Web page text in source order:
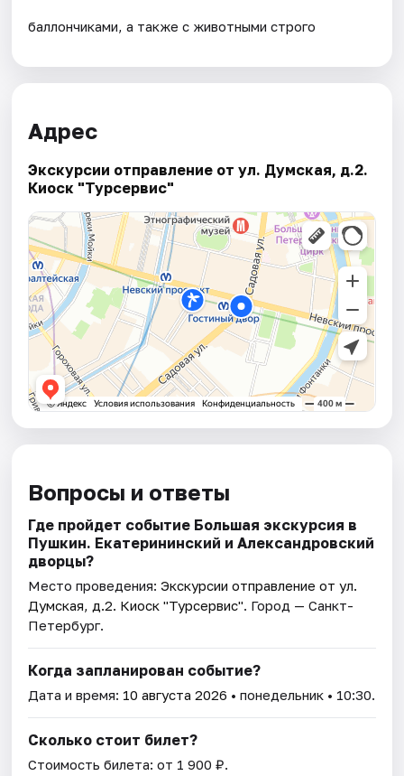
баллончиками, а также с животными строго
Адрес
Экскурсии отправление от ул. Думская, д.2.
Киоск "Турсервис"
Вопросы и ответы
Где пройдет событие Большая экскурсия в
Пушкин. Екатерининский и Александровский
дворцы?
Место проведения:Экскурсии отправление от ул.
Думская, д.2. Киоск "Турсервис". Город — Санкт-
Петербург.
Когда запланирован событие?
Дата и время: 10 августа 2026 • понедельник • 10:30.
Сколько стоит билет?
Стоимость билета: от 1 900 ₽.